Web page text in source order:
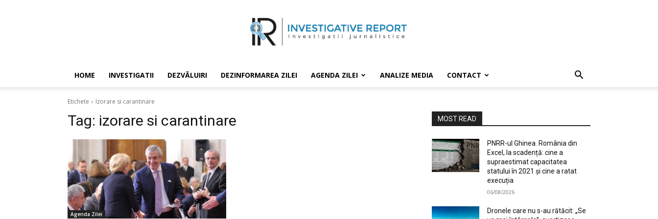
HOME INVESTIGATII DEZVĂLUIRI DEZINFORMAREA ZILEI AGENDA ZILEI ANALIZE MEDIA CONTACT
Etichete Izorare si carantinare
Tag: izorare si carantinare
Agenda Zilei
MOST READ
PNRR-ul Ghinea. România din
Excel, la scadență: cine a
supraestimat capacitatea
statului în 2021 și cine a ratat
execuția
06/08/2026
Dronele care nu s-au rătăcit: „Se